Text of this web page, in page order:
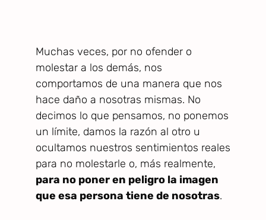
Muchas veces, por no ofender o
molestar a los demás, nos
comportamos de una manera que nos
hace daño a nosotras mismas. No
decimos lo que pensamos, no ponemos
un límite, damos la razón al otro u
ocultamos nuestros sentimientos reales
para no molestarle o, más realmente,
para no poner en peligro la imagen
que esa persona tiene de nosotras.